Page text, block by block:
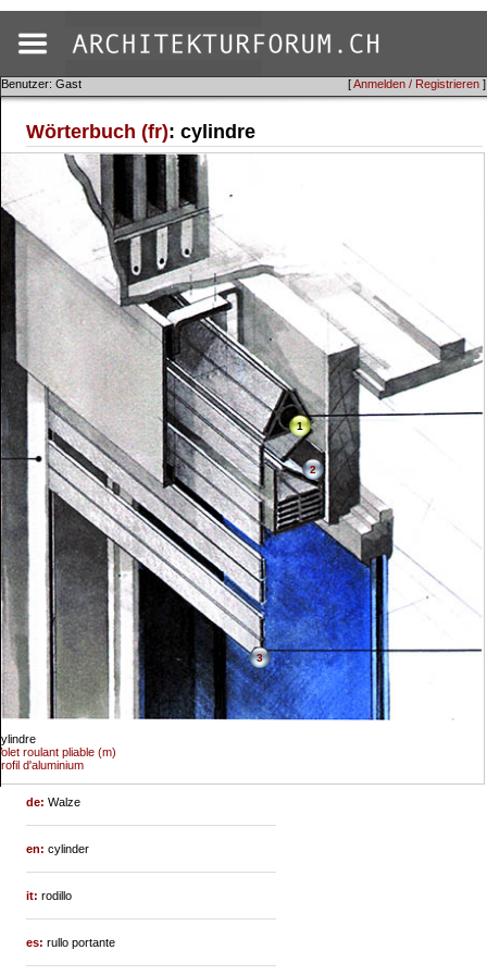
[Anmelden / Registrieren ]
Benutzer: Gast
Wörterbuch (fr): cylindre
1
roulant pliable (m)
2
d'aluminium
3
de:Walze
en:cylinder
it:rodillo
es:rullo portante